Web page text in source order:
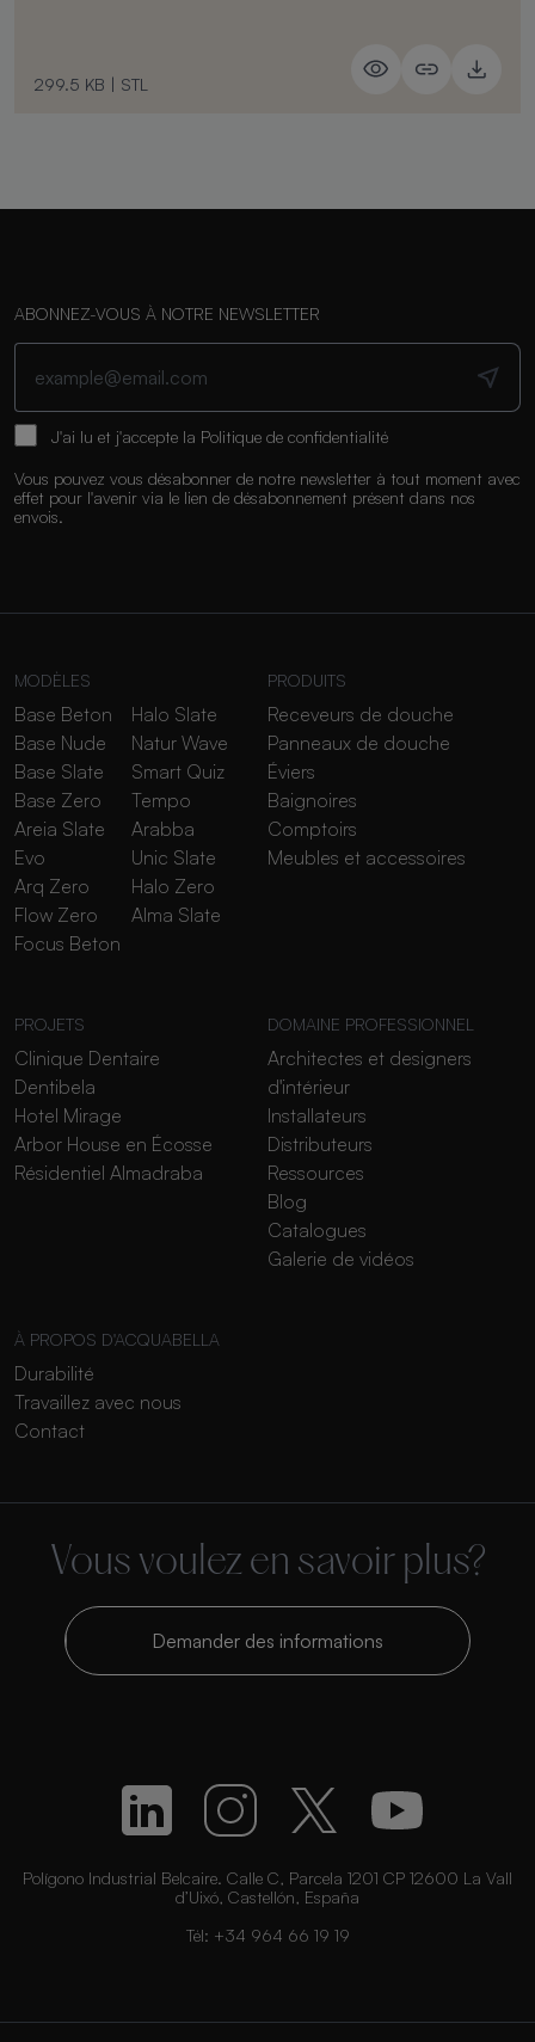
299.5 KB | STL
ABONNEZ-VOUS À NOTRE NEWSLETTER
J'ai lu et j'accepte la Politique de confidentialité
Vous pouvez vous désabonner de notre newsletter à tout moment avec
effet pour l'avenir via le lien de désabonnement présent dans nos
envois.
MODÈLES
Base Beton
Base Nude
Base Slate
Base Zero
Areia Slate
Evo
Arq Zero
Flow Zero
Focus Beton
Halo Slate
Natur Wave
Smart Quiz
Tempo
Arabba
Unic Slate
Halo Zero
Alma Slate
PRODUITS
Receveurs de douche
Panneaux de douche
Éviers
Baignoires
Comptoirs
Meubles et accessoires
PROJETS
Clinique Dentaire
Dentibela
Hotel Mirage
Arbor House en Écosse
Résidentiel Almadraba
DOMAINE PROFESSIONNEL
Architectes et designers
d'intérieur
Installateurs
Distributeurs
Ressources
Blog
Catalogues
Galerie de vidéos
À PROPOS D'ACQUABELLA
Durabilité
Travaillez avec nous
Contact
Vous voulez en savoir plus?
Demander des informations
Polígono Industrial Belcaire. Calle C, Parcela 1201 CP 12600 La Vall
d’Uixó, Castellón, España
Tél: +34 964 66 19 19